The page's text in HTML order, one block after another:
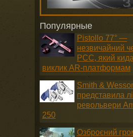
Популярные
Pistollo 77° —
незвичайний
PCC, який
виклик AR-платформам
Smith &
представила
револьвери
250
Озброєний